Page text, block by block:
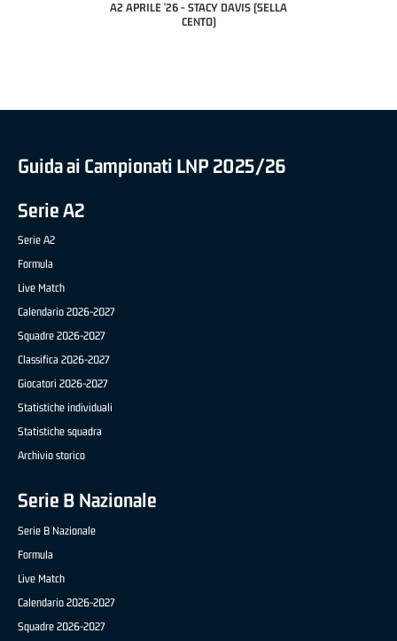
- STACY DAVIS (SELLA
DILAS B NAZIONALE APRILE '26 -
MARCO RESTELLI (TAV TREVIGLIO
Guida ai Campionati LNP 2025/26
Serie A2
Serie A2
Formula
Live Match
Calendario 2026-2027
Squadre 2026-2027
Classifica 2026-2027
Giocatori 2026-2027
Statistiche individuali
Statistiche squadra
Archivio storico
Serie B Nazionale
Serie B Nazionale
Formula
Live Match
Calendario 2026-2027
Squadre 2026-2027